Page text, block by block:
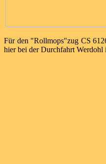
Für den "Rollmops"zug CS
hier bei der Durchfahrt Werdohl